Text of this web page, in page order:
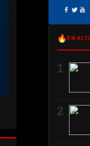
🔥 EM
1
2